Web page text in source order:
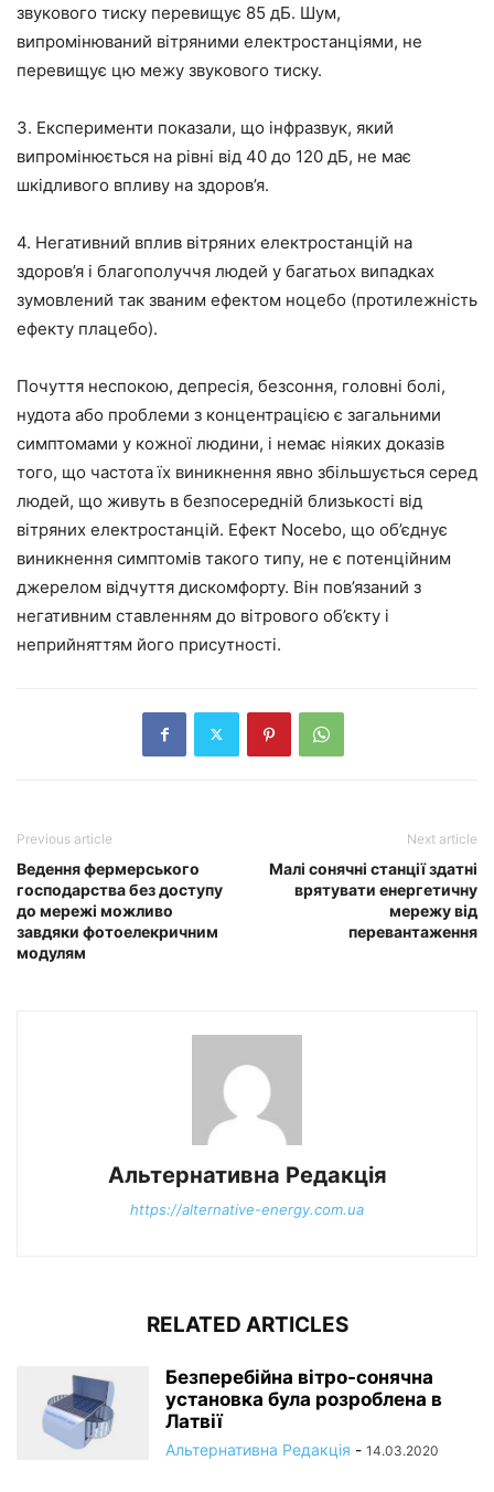
звукового тиску перевищує 85 дБ. Шум,
випромінюваний вітряними електростанціями, не
перевищує цю межу звукового тиску.
3. Експерименти показали, що інфразвук, який
випромінюється на рівні від 40 до 120 дБ, не має
шкідливого впливу на здоров’я.
4. Негативний вплив вітряних електростанцій на
здоров’я і благополуччя людей у ​​багатьох випадках
зумовлений так званим ефектом ноцебо (протилежність
ефекту плацебо).
Почуття неспокою, депресія, безсоння, головні болі,
нудота або проблеми з концентрацією є загальними
симптомами у кожної людини, і немає ніяких доказів
того, що частота їх виникнення явно збільшується серед
людей, що живуть в безпосередній близькості від
вітряних електростанцій. Ефект Nocebo, що об’єднує
виникнення симптомів такого типу, не є потенційним
джерелом відчуття дискомфорту. Він пов’язаний з
негативним ставленням до вітрового об’єкту і
неприйняттям його присутності.
Previous article
Ведення фермерського
господарства без доступу
до мережі можливо
завдяки фотоелекричним
модулям
Next article
Малі сонячні станції здатні
врятувати енергетичну
мережу від
перевантаження
Альтернативна Редакція
https://alternative-energy.com.ua
RELATED ARTICLES
Безперебійна вітро-сонячна
установка була розроблена в
Латвії
Альтернативна Редакція - 14.03.2020